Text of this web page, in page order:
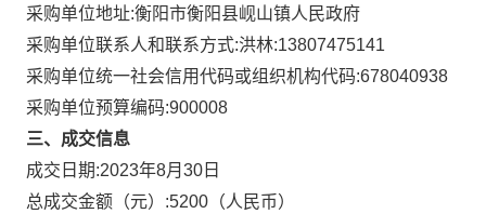
采购单位地址:衡阳市衡阳县岘山镇人民政府
采购单位联系人和联系方式:洪林:13807475141
采购单位统一社会信用代码或组织机构代码:678040938
采购单位预算编码:900008
三、成交信息
成交日期:2023年8月30日
总成交金额（元）:5200 （人民币）